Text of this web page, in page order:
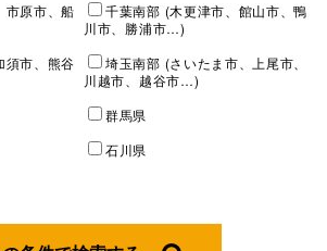
市原市、船
千葉南部 (木更津市、館山市、鴨
川市、勝浦市…)
須市、熊谷
埼玉南部 (さいたま市、上尾市、
川越市、越谷市…)
群馬県
石川県